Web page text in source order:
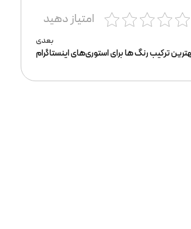
امتیاز دهید
بعدی
ترکیب رنگ ها برای استوری‌های اینستاگرام